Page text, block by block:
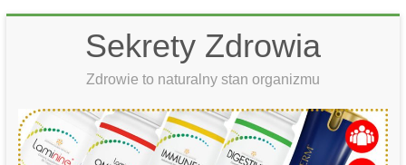
Sekrety Zdrowia
Zdrowie to naturalny stan organizmu